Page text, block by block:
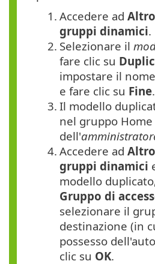
1. Accedere ad Altro
gruppi dinamici.
2. Selezionare il
fare clic su
impostare il
e fare clic su Fine.
3. Il modello
nel gruppo Home
dell'
4. Accedere ad Altro
gruppi dinamici
modello
Gruppo di
selezionare il
destinazione (in
possesso
clic su OK.